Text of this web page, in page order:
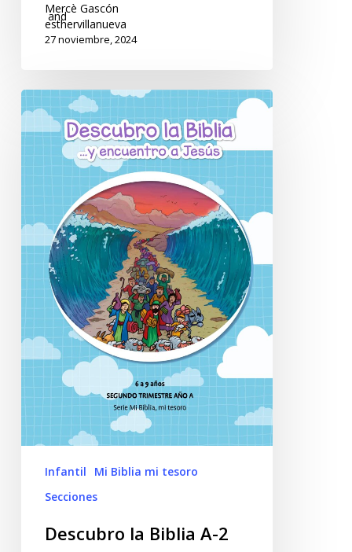
Mercè Gascón
and
esthervillanueva
27 noviembre, 2024
Infantil
Mi Biblia mi tesoro
Secciones
Descubro la Biblia A-2